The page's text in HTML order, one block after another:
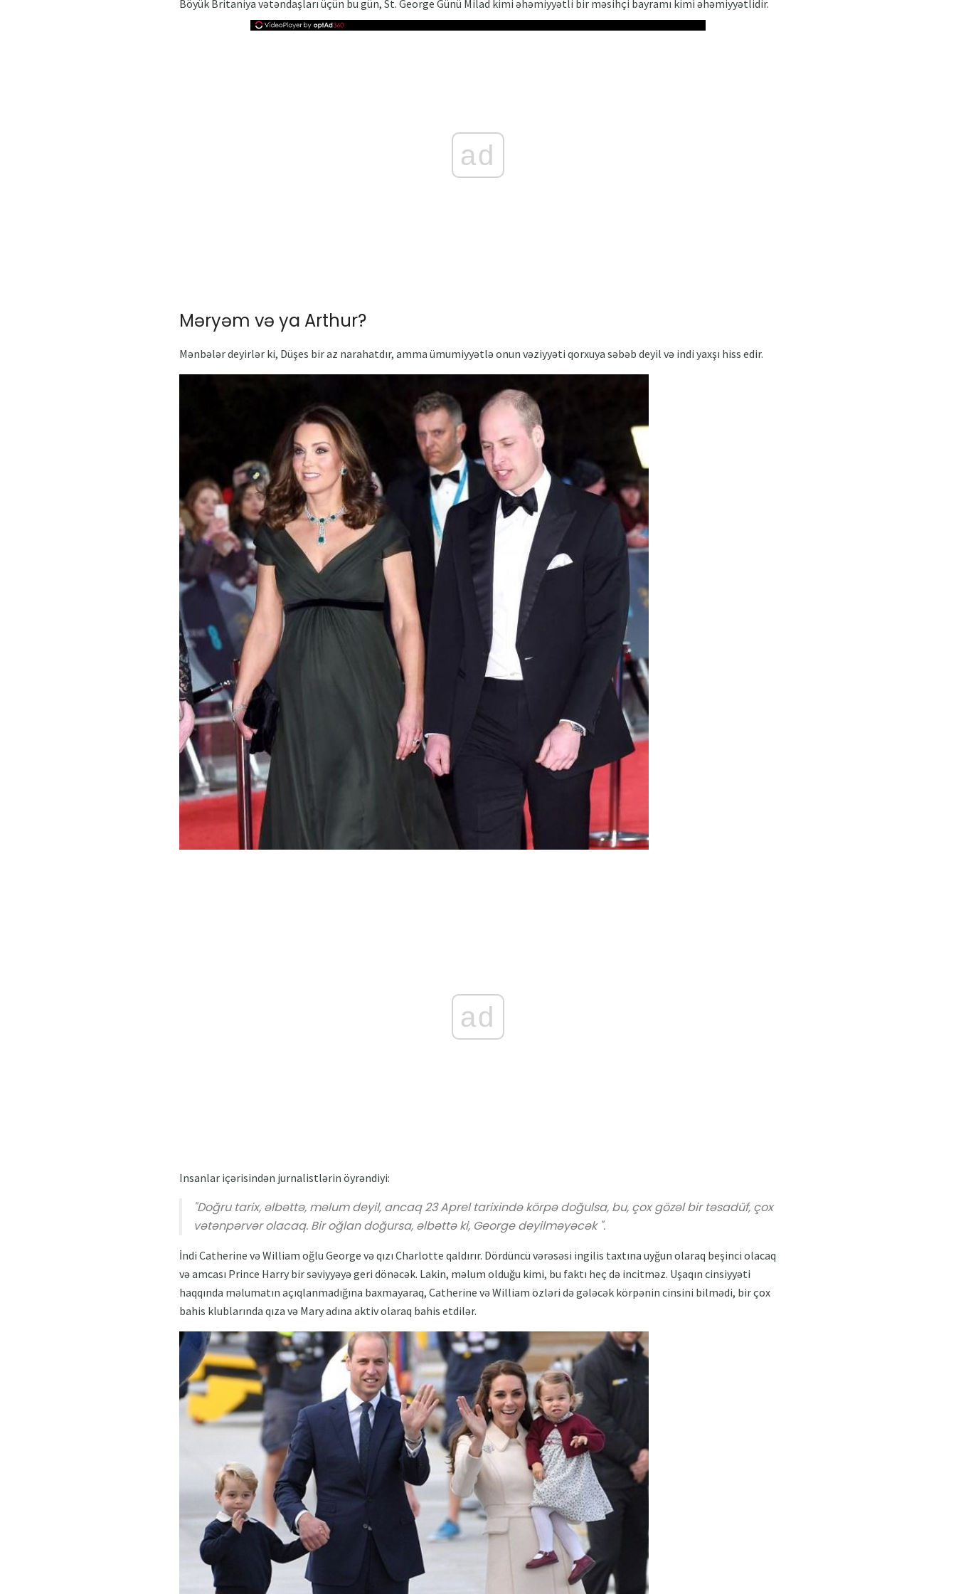
Böyük Britaniya vətəndaşları üçün bu gün, St. George Günü Milad kimi əhəmiyyətli bir məsihçi bayramı kimi əhəmiyyətlidir.
ad
Məryəm və ya Arthur?
Mənbələr deyirlər ki, Düşes bir az narahatdır, amma ümumiyyətlə onun vəziyyəti qorxuya səbəb deyil və indi yaxşı hiss edir.
ad
Insanlar içərisindən jurnalistlərin öyrəndiyi:
"Doğru tarix, əlbəttə, məlum deyil, ancaq 23 Aprel tarixində körpə doğulsa, bu, çox gözəl bir təsadüf, çox
vətənpərvər olacaq. Bir oğlan doğursa, əlbəttə ki, George deyilməyəcək ".
İndi Catherine və William oğlu George və qızı Charlotte qaldırır. Dördüncü vərəsəsi ingilis taxtına uyğun olaraq beşinci olacaq
və amcası Prince Harry bir səviyyəyə geri dönəcək. Lakin, məlum olduğu kimi, bu faktı heç də incitməz. Uşaqın cinsiyyəti
haqqında məlumatın açıqlanmadığına baxmayaraq, Catherine və William özləri də gələcək körpənin cinsini bilmədi, bir çox
bahis klublarında qıza və Mary adına aktiv olaraq bahis etdilər.